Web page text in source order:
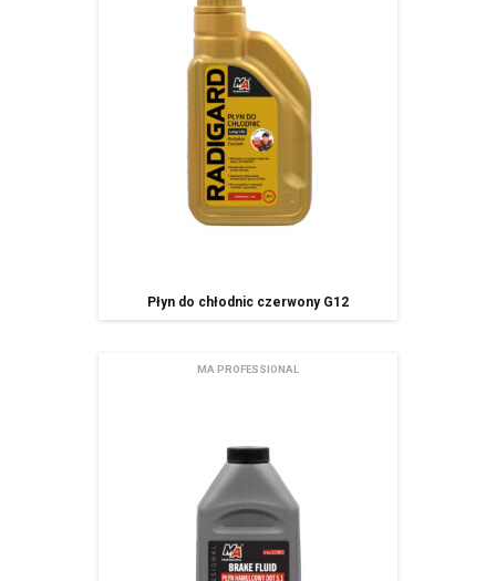
Płyn do chłodnic czerwony G12
MA PROFESSIONAL